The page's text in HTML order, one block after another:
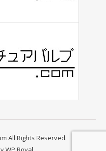
All Rights Reserved.